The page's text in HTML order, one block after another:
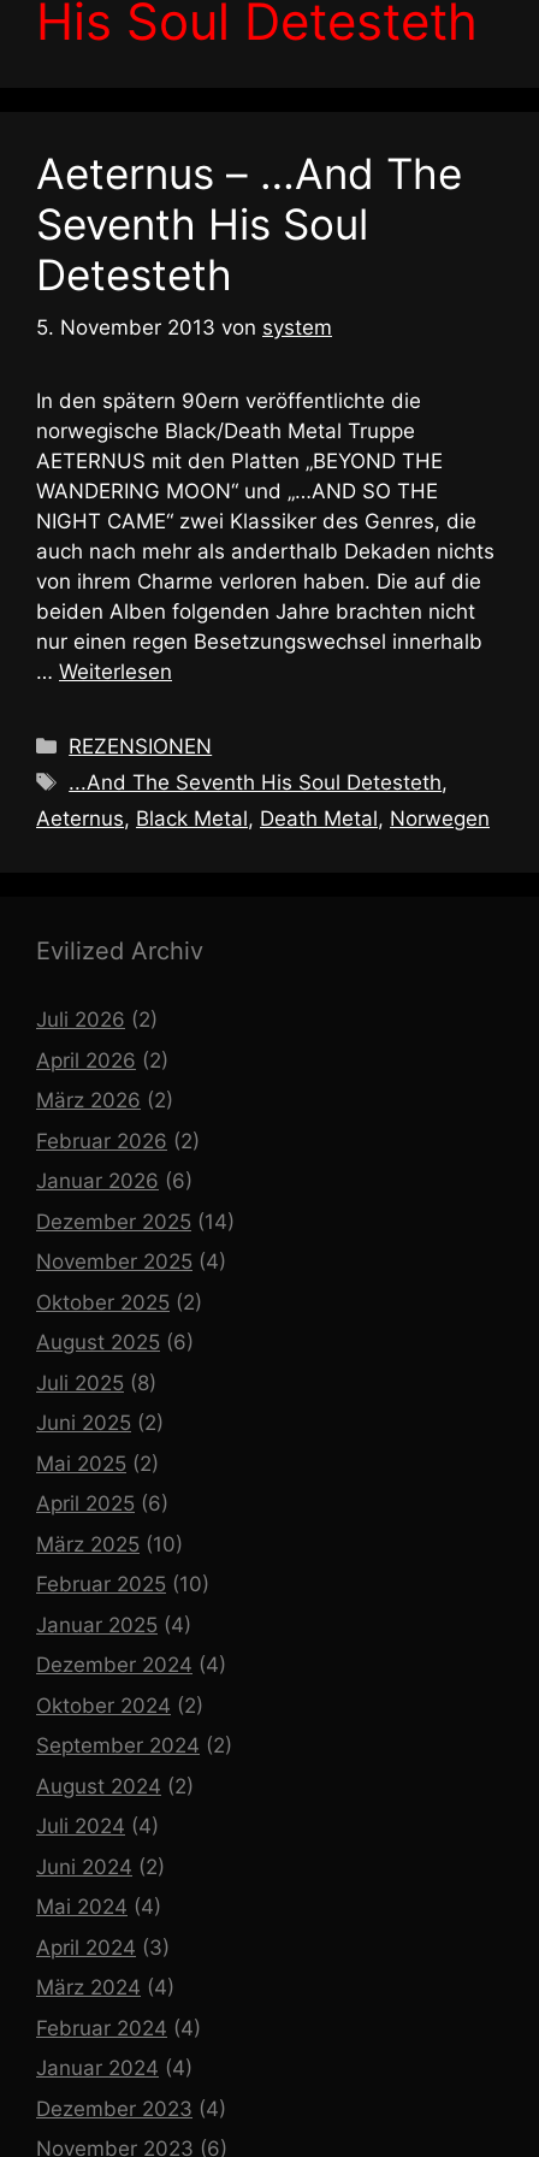
His Soul Detesteth
Aeternus – …And The
Seventh His Soul
Detesteth
5. November 2013 von system
In den spätern 90ern veröffentlichte die
norwegische Black/Death Metal Truppe
AETERNUS mit den Platten „BEYOND THE
WANDERING MOON“ und „…AND SO THE
NIGHT CAME“ zwei Klassiker des Genres, die
auch nach mehr als anderthalb Dekaden nichts
von ihrem Charme verloren haben. Die auf die
beiden Alben folgenden Jahre brachten nicht
nur einen regen Besetzungswechsel innerhalb
… Weiterlesen
Kategorien
REZENSIONEN
Schlagwörter
...And The Seventh His Soul Detesteth,
Aeternus, Black Metal, Death Metal, Norwegen
Evilized Archiv
Juli 2026 (2)
April 2026 (2)
März 2026 (2)
Februar 2026 (2)
Januar 2026 (6)
Dezember 2025 (14)
November 2025 (4)
Oktober 2025 (2)
August 2025 (6)
Juli 2025 (8)
Juni 2025 (2)
Mai 2025 (2)
April 2025 (6)
März 2025 (10)
Februar 2025 (10)
Januar 2025 (4)
Dezember 2024 (4)
Oktober 2024 (2)
September 2024 (2)
August 2024 (2)
Juli 2024 (4)
Juni 2024 (2)
Mai 2024 (4)
April 2024 (3)
März 2024 (4)
Februar 2024 (4)
Januar 2024 (4)
Dezember 2023 (4)
November 2023 (6)